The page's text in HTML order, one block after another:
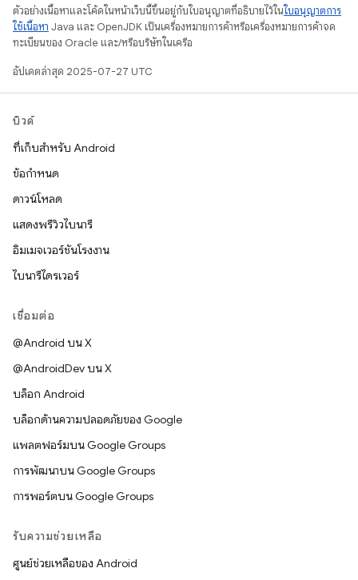
ตัวอย่างเนื้อหาและโค้ดในหน้าเว็บนี้ขึ้นอยู่กับใบอนุญาตที่อธิบายไว้ในใบอนุญาตการ
ใช้เนื้อหา Java และ OpenJDK เป็นเครื่องหมายการค้าหรือเครื่องหมายการค้าจด
ทะเบียนของ Oracle และ/หรือบริษัทในเครือ
อัปเดตล่าสุด 2025-07-27 UTC
บิวด์
ที่เก็บสำหรับ Android
ข้อกำหนด
ดาวน์โหลด
แสดงพรีวิวไบนารี
อิมเมจเวอร์ชันโรงงาน
ไบนารีไดรเวอร์
เชื่อมต่อ
@Android บน X
@AndroidDev บน X
บล็อก Android
บล็อกด้านความปลอดภัยของ Google
แพลตฟอร์มบน Google Groups
การพัฒนาบน Google Groups
การพอร์ตบน Google Groups
รับความช่วยเหลือ
ศูนย์ช่วยเหลือของ Android